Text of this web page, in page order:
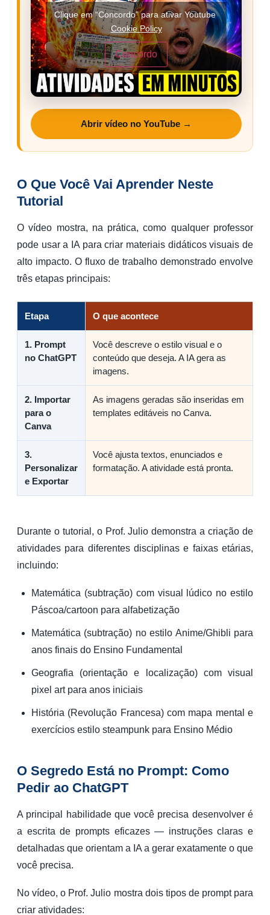
Clique em “Concordo” para ativar Youtube
Cookie Policy
Concordo
Abrir vídeo no YouTube →
O Que Você Vai Aprender Neste
Tutorial
O vídeo mostra, na prática, como qualquer professor
pode usar a IA para criar materiais didáticos visuais de
alto impacto. O fluxo de trabalho demonstrado envolve
três etapas principais:
Etapa O que acontece
1. Prompt
no ChatGPT
Você descreve o estilo visual e o
conteúdo que deseja. A IA gera as
imagens.
2. Importar
para o
Canva
As imagens geradas são inseridas em
templates editáveis no Canva.
3.
Personalizar
e Exportar
Você ajusta textos, enunciados e
formatação. A atividade está pronta.
Durante o tutorial, o Prof. Julio demonstra a criação de
atividades para diferentes disciplinas e faixas etárias,
incluindo:
Matemática (subtração) com visual lúdico no estilo
Páscoa/cartoon para alfabetização
Matemática (subtração) no estilo Anime/Ghibli para
anos finais do Ensino Fundamental
Geografia (orientação e localização) com visual
pixel art para anos iniciais
História (Revolução Francesa) com mapa mental e
exercícios estilo steampunk para Ensino Médio
O Segredo Está no Prompt: Como
Pedir ao ChatGPT
A principal habilidade que você precisa desenvolver é
a escrita de prompts eficazes — instruções claras e
detalhadas que orientam a IA a gerar exatamente o que
você precisa.
No vídeo, o Prof. Julio mostra dois tipos de prompt para
criar atividades: